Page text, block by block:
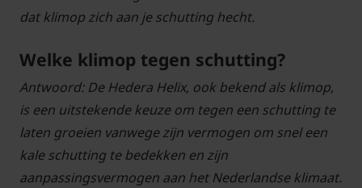
dat klimop zich aan je schutting hecht.
Welke klimop tegen schutting?
Antwoord: De Hedera Helix, ook bekend als klimop,
is een uitstekende keuze om tegen een schutting te
laten groeien vanwege zijn vermogen om snel een
kale schutting te bedekken en zijn
aanpassingsvermogen aan het Nederlandse klimaat.